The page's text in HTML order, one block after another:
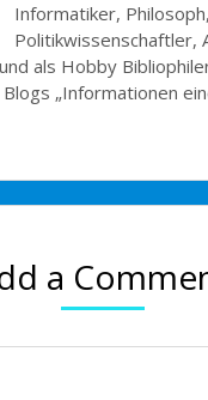
Informatiker, Philosoph,
Politikwissenschaftler,
als Hobby
„Informationen
a